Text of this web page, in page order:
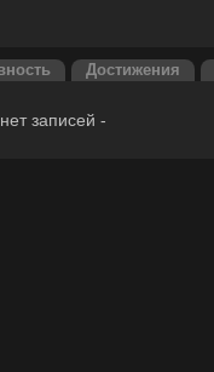
Достижения
записей -